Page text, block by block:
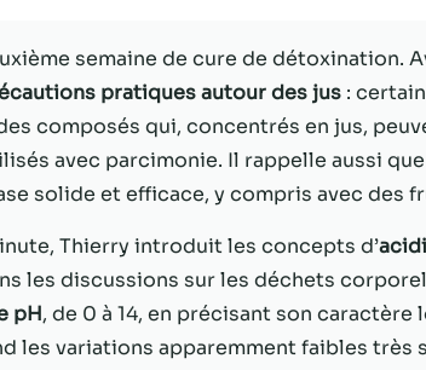
semaine de cure de détoxination.
pratiques autour des jus :
composés qui, concentrés en jus,
avec parcimonie. Il rappelle aussi
solide et efficace, y compris avec des
Thierry introduit les concepts d’
les discussions sur les déchets
pH, de 0 à 14, en précisant son
les variations apparemment faibles